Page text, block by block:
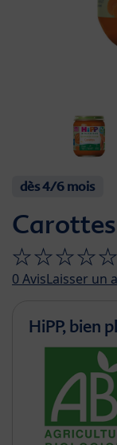
dès 4/6 mois
Carottes
0AvisLaisser un
HiPP, bien